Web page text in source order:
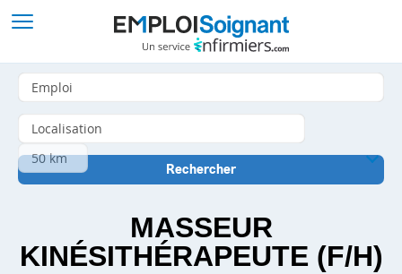
MASSEUR
KINÉSITHÉRAPEUTE (F/H)